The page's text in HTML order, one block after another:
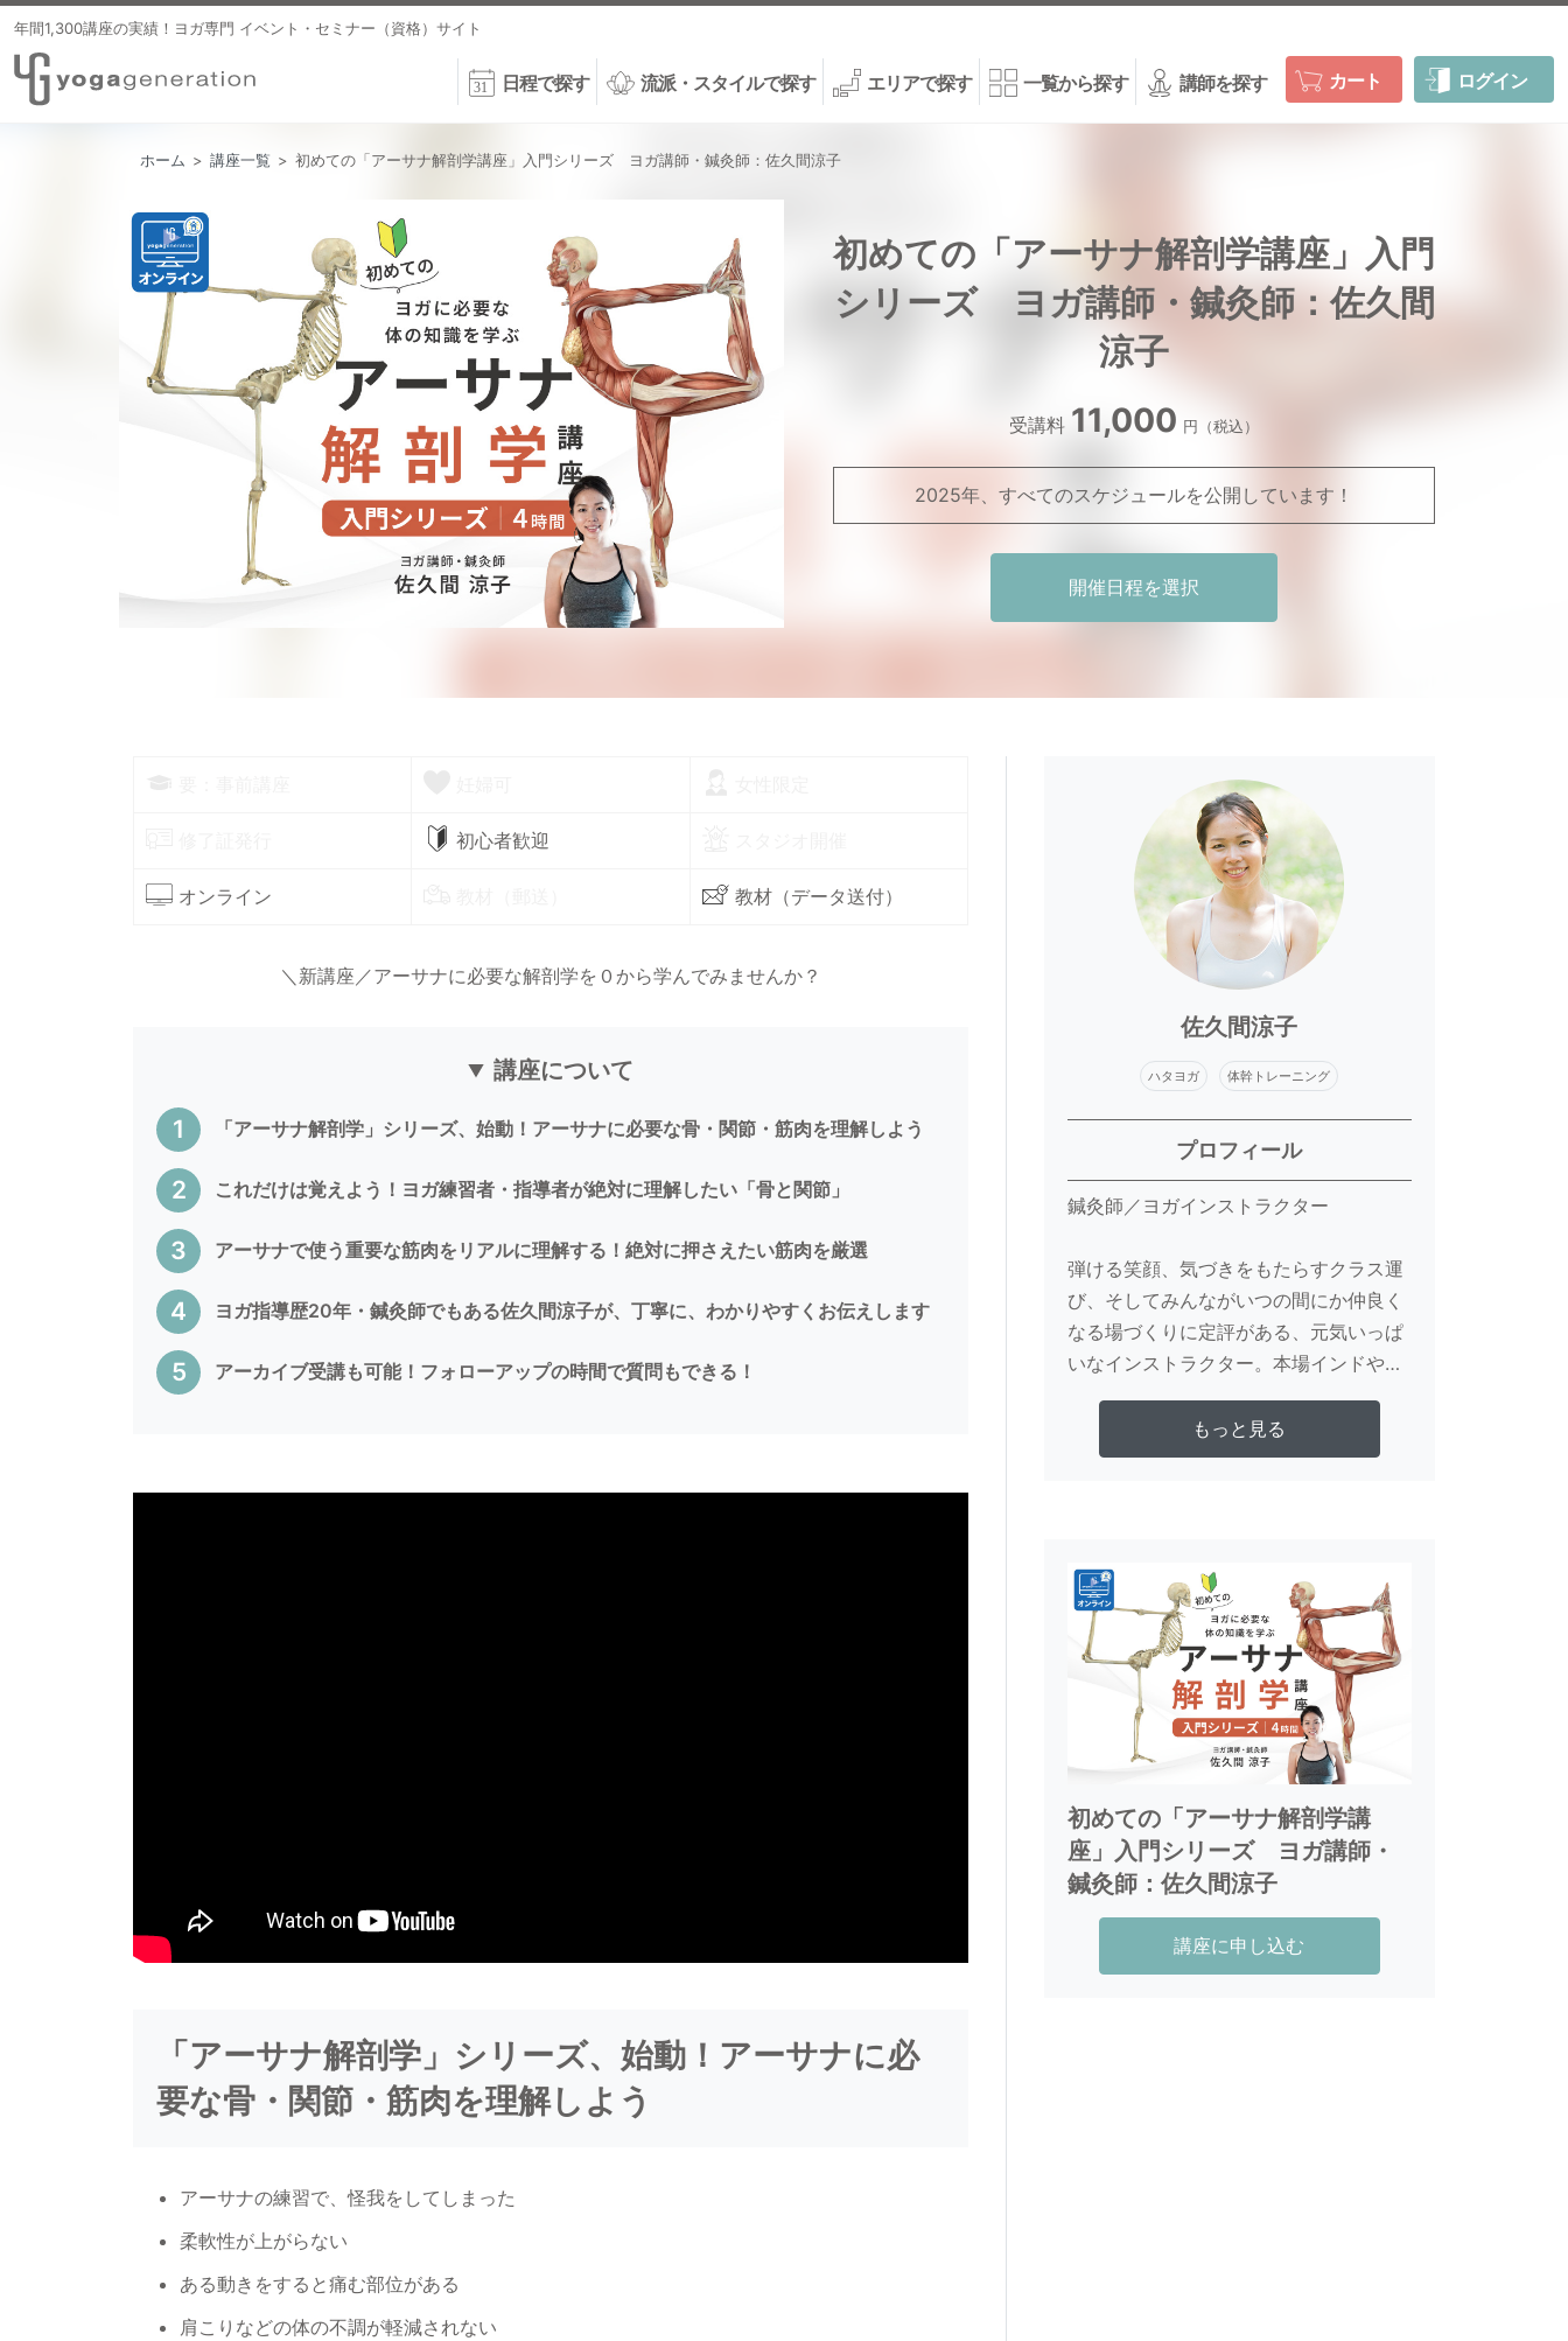
年間1,300講座の実績！ヨガ専門 イベント・セミナー（資格）サイト
日程で探す 流派・スタイルで探す エリアで探す 一覧から探す 講師を探す カート ログイン
ホーム > 講座一覧 > 初めての「アーサナ解剖学講座」入門シリーズ ヨガ講師・鍼灸師：佐久間涼子
初めての「アーサナ解剖学講座」入門
シリーズ ヨガ講師・鍼灸師：佐久間
涼子
受講料 11,000 円（税込）
2025年、すべてのスケジュールを公開しています！
開催日程を選択
初心者歓迎
オンライン 教材（データ送付）
＼新講座／アーサナに必要な解剖学を０から学んでみませんか？
講座について
「アーサナ解剖学」シリーズ、始動！アーサナに必要な骨・関節・筋肉を理解しよう
これだけは覚えよう！ヨガ練習者・指導者が絶対に理解したい「骨と関節」
アーサナで使う重要な筋肉をリアルに理解する！絶対に押さえたい筋肉を厳選
ヨガ指導歴20年・鍼灸師でもある佐久間涼子が、丁寧に、わかりやすくお伝えします
アーカイブ受講も可能！フォローアップの時間で質問もできる！
「アーサナ解剖学」シリーズ、始動！アーサナに必
要な骨・関節・筋肉を理解しよう
アーサナの練習で、怪我をしてしまった
柔軟性が上がらない
ある動きをすると痛む部位がある
肩こりなどの体の不調が軽減されない
佐久間涼子
ハタヨガ 体幹トレーニング
プロフィール
鍼灸師／ヨガインストラクター
弾ける笑顔、気づきをもたらすクラス運
び、そしてみんながいつの間にか仲良く
なる場づくりに定評がある、元気いっぱ
いなインストラクター。本場インドや日
本各地で本格的にヨガの学びを深めるよ
うになってから10年以上の経験を持ち、
ハタヨガやアシュタンガヨガなど、複数
メディアにおける監修、モデル出演、そ
して執筆活動を続けている。
さらに詳しく見る
もっと見る
初めての「アーサナ解剖学講
座」入門シリーズ ヨガ講師・
鍼灸師：佐久間涼子
講座に申し込む